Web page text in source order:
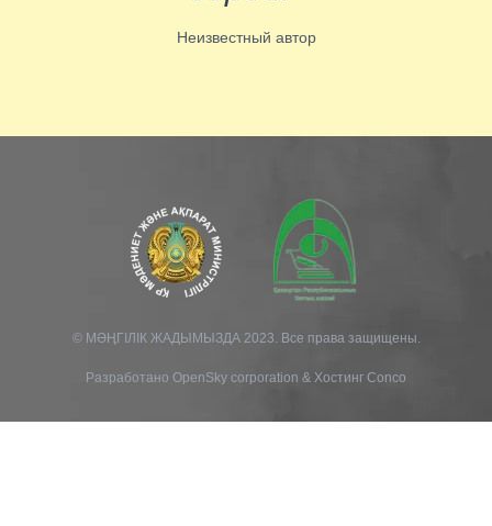
Неизвестный автор
© МӘҢГІЛІК ЖАДЫМЫЗДА 2023. Все права защищены.
Разработано OpenSky corporation & Хостинг Conco